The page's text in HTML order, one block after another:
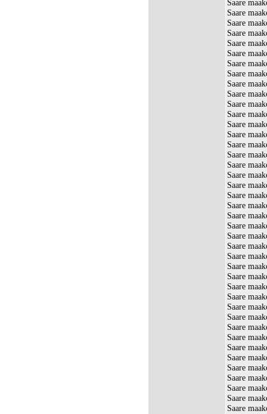
Saare
Saare
Saare
Saare
Saare
Saare
Saare
Saare
Saare
Saare
Saare
Saare
Saare
Saare
Saare
Saare
Saare
Saare
Saare
Saare
Saare
Saare
Saare
Saare
Saare
Saare
Saare
Saare
Saare
Saare
Saare
Saare
Saare
Saare
Saare
Saare
Saare
Saare
Saare
Saare
Saare